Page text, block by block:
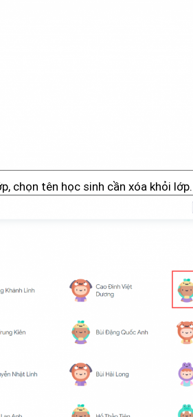
chọn tên học sinh cần xóa khỏi lớp.